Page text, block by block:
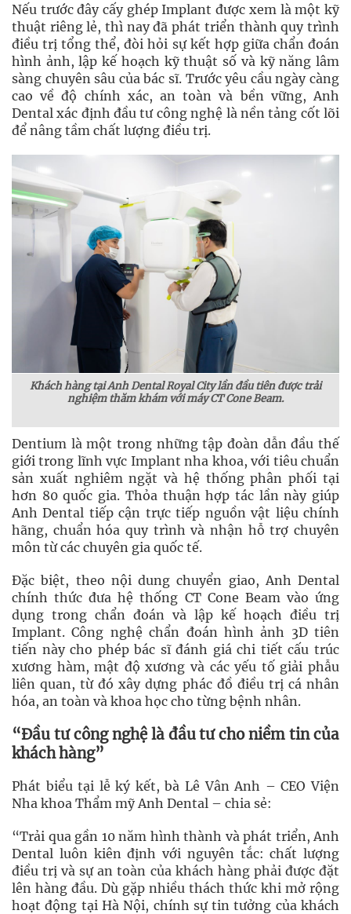
Nếu trước đây cấy ghép Implant được xem là một kỹ
thuật riêng lẻ, thì nay đã phát triển thành quy trình
điều trị tổng thể, đòi hỏi sự kết hợp giữa chẩn đoán
hình ảnh, lập kế hoạch kỹ thuật số và kỹ năng lâm
sàng chuyên sâu của bác sĩ. Trước yêu cầu ngày càng
cao về độ chính xác, an toàn và bền vững, Anh
Dental xác định đầu tư công nghệ là nền tảng cốt lõi
để nâng tầm chất lượng điều trị.
Khách hàng tại Anh Dental Royal City lần đầu tiên được trải
nghiệm thăm khám với máy CT Cone Beam.
Dentium là một trong những tập đoàn dẫn đầu thế
giới trong lĩnh vực Implant nha khoa, với tiêu chuẩn
sản xuất nghiêm ngặt và hệ thống phân phối tại
hơn 80 quốc gia. Thỏa thuận hợp tác lần này giúp
Anh Dental tiếp cận trực tiếp nguồn vật liệu chính
hãng, chuẩn hóa quy trình và nhận hỗ trợ chuyên
môn từ các chuyên gia quốc tế.
Đặc biệt, theo nội dung chuyển giao, Anh Dental
chính thức đưa hệ thống CT Cone Beam vào ứng
dụng trong chẩn đoán và lập kế hoạch điều trị
Implant. Công nghệ chẩn đoán hình ảnh 3D tiên
tiến này cho phép bác sĩ đánh giá chi tiết cấu trúc
xương hàm, mật độ xương và các yếu tố giải phẫu
liên quan, từ đó xây dựng phác đồ điều trị cá nhân
hóa, an toàn và khoa học cho từng bệnh nhân.
“Đầu tư công nghệ là đầu tư cho niềm tin của
khách hàng”
Phát biểu tại lễ ký kết, bà Lê Vân Anh – CEO Viện
Nha khoa Thẩm mỹ Anh Dental – chia sẻ:
“Trải qua gần 10 năm hình thành và phát triển, Anh
Dental luôn kiên định với nguyên tắc: chất lượng
điều trị và sự an toàn của khách hàng phải được đặt
lên hàng đầu. Dù gặp nhiều thách thức khi mở rộng
hoạt động tại Hà Nội, chính sự tin tưởng của khách